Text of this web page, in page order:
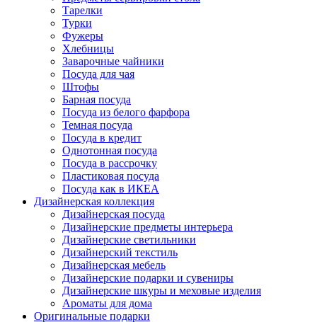
Тарелки
Турки
Фужеры
Хлебницы
Заварочные чайники
Посуда для чая
Штофы
Барная посуда
Посуда из белого фарфора
Темная посуда
Посуда в кредит
Однотонная посуда
Посуда в рассрочку
Пластиковая посуда
Посуда как в ИКЕА
Дизайнерская коллекция
Дизайнерская посуда
Дизайнерские предметы интерьера
Дизайнерские светильники
Дизайнерский текстиль
Дизайнерская мебель
Дизайнерские подарки и сувениры
Дизайнерские шкуры и меховые изделия
Ароматы для дома
Оригинальные подарки